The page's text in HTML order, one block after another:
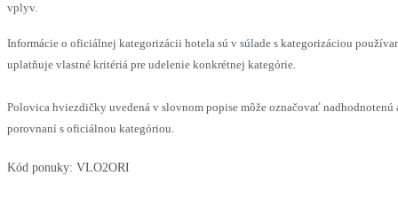
vplyv.
Informácie o oficiálnej kategorizácii hotela sú v súlade s kategorizáciou
uplatňuje vlastné kritériá pre udelenie konkrétnej kategórie.
Polovica hviezdičky uvedená v slovnom popise môže označovať
porovnaní s oficiálnou kategóriou.
Kód ponuky: VLO2ORI